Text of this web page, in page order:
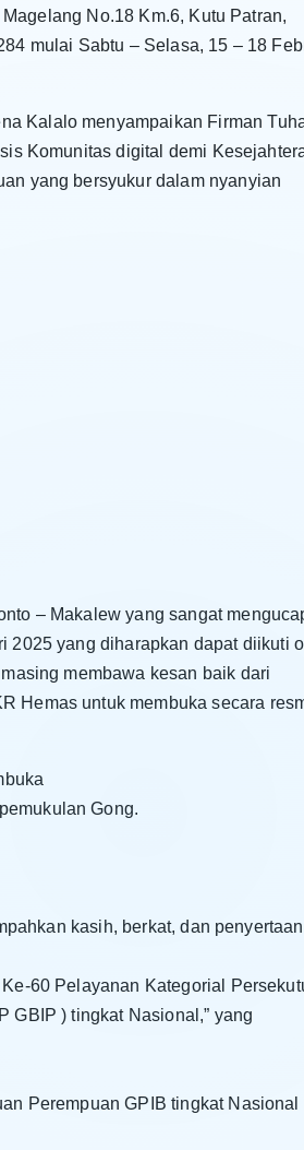
No.18 Km.6, Kutu Patran,
mulai Sabtu – Selasa, 15 – 18
Kalalo menyampaikan Firman
Komunitas digital demi
yang bersyukur dalam nyanyian
– Makalew yang sangat
2025 yang diharapkan dapat diikuti
membawa kesan baik dari
Hemas untuk membuka secara
Gong.
kasih, berkat, dan
60 Pelayanan Kategorial
GBIP ) tingkat Nasional,” yang
Perempuan GPIB tingkat Nasional